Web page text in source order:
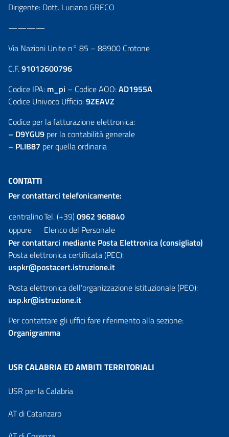
Dirigente: Dott. Luciano GRECO
————
Via Nazioni Unite n° 85 – 88900 Crotone
C.F.91012600796
Codice IPA: m_pi – Codice AOO:AD1955A
Codice Univoco Ufficio:9ZEAVZ
Codice per la fatturazione elettronica:
– D9YGU9 per la contabilità generale
– PLIB87 per quella ordinaria
CONTATTI
Per contattarci telefonicamente:
centralinoTel. (+39)0962 968840
oppure
Elenco del Personale
Per contattarci mediante Posta Elettronica (consigliato)
Posta elettronica certificata (PEC):
uspkr@postacert.istruzione.it
Posta elettronica dell’organizzazione istituzionale (PEO):
usp.kr@istruzione.it
Per contattare gli uffici fare riferimento alla sezione:
Organigramma
USR CALABRIA ED AMBITI TERRITORIALI
USR per la Calabria
AT di Catanzaro